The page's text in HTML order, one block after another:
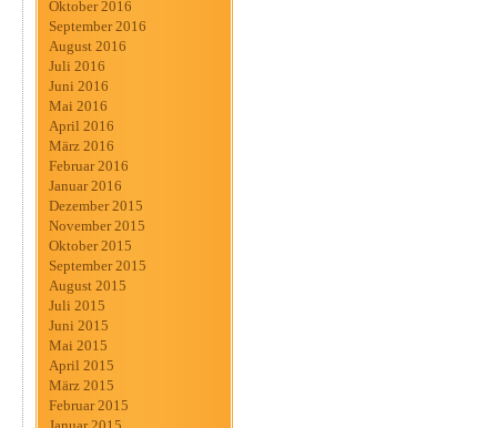
Oktober 2016
September 2016
August 2016
Juli 2016
Juni 2016
Mai 2016
April 2016
März 2016
Februar 2016
Januar 2016
Dezember 2015
November 2015
Oktober 2015
September 2015
August 2015
Juli 2015
Juni 2015
Mai 2015
April 2015
März 2015
Februar 2015